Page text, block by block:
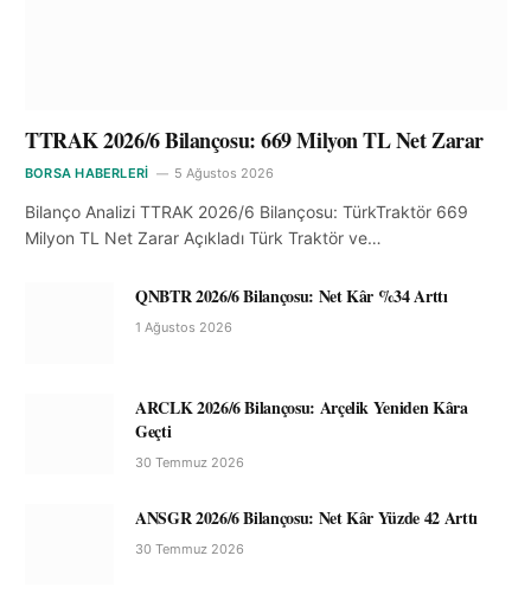
TTRAK 2026/6 Bilançosu: 669 Milyon TL Net Zarar
BORSA HABERLERI 5 Ağustos 2026
Bilanço Analizi TTRAK 2026/6 Bilançosu: TürkTraktör 669
Milyon TL Net Zarar Açıkladı Türk Traktör ve…
QNBTR 2026/6 Bilançosu: Net Kâr %34 Arttı
1 Ağustos 2026
ARCLK 2026/6 Bilançosu: Arçelik Yeniden Kâra
Geçti
30 Temmuz 2026
ANSGR 2026/6 Bilançosu: Net Kâr Yüzde 42 Arttı
30 Temmuz 2026